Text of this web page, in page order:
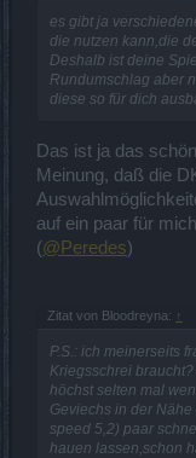
es gibt ja
die nutzen kann,die
Deshalb ist deine
Rundumschlag aber
diese so für dich
Das ist ja das
Meinung, daß die
auf ein paar für
(@Peredes)
Zitat von Bloodreyna: ↑
P.S.: ich meinerseits
Kriegsschrei
höchst selten mal
Geviechs in der
speed 5,2) paar
hauen lassen,schon